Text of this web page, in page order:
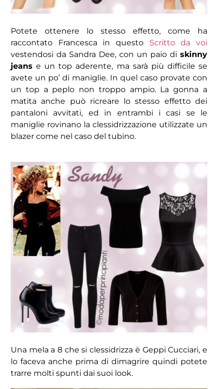
Potete ottenere lo stesso effetto, come ha
raccontato Francesca in questo Scritto da voi
vestendosi da Sandra Dee, con un paio di skinny
jeans e un top aderente, ma sarà più difficile se
avete un po’ di maniglie. In quel caso provate con
un top a peplo non troppo ampio. La gonna a
matita anche può ricreare lo stesso effetto dei
pantaloni avvitati, ed in entrambi i casi se le
maniglie rovinano la clessidrizzazione utilizzate un
blazer come nel caso del tubino.
Una mela a 8 che si clessidrizza è Geppi Cucciari, e
lo faceva anche prima di dimagrire quindi potete
trarre molti spunti dai suoi look.